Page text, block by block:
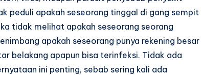
peduli apakah seseorang tinggal di gang sempit
tidak melihat apakah seseorang seorang
apakah seseorang punya rekening besar
belakang apapun bisa terinfeksi. Tidak ada
ini penting, sebab sering kali ada